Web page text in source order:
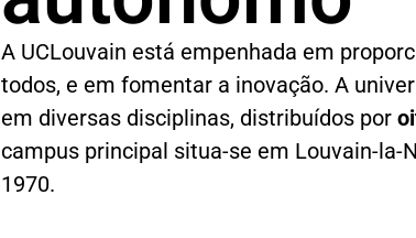
A UCLouvain está empenhada em
todos, e em fomentar a inovação. A
em diversas disciplinas, distribuídos por
campus principal situa-se em Louvain-la-
1970.